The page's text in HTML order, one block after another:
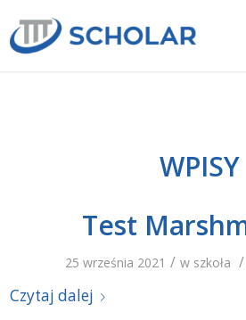
WPISY
Test
25 września 2021 / w szkoła /
Czytaj dalej